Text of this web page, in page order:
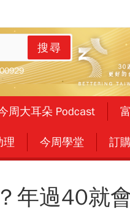
搜尋
00929
周大耳朵 Podcast
理 今周學堂 訂
年過40就